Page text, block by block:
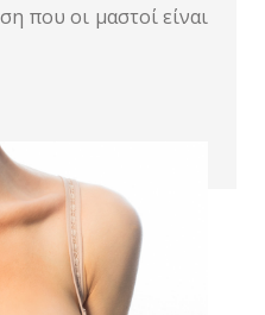
που οι μαστοί είναι